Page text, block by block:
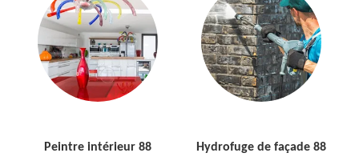
Peintre intérieur 88 Hydrofuge de façade 88